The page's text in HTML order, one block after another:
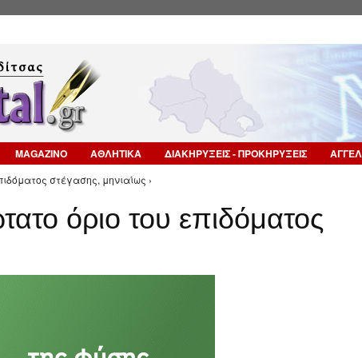
MAGAZINO ΑΘΛΗΤΙΚΑ ΔΙΑΚΗΡΥΞΕΙΣ - ΠΡΟΚΗΡΥΞΕΙΣ
στέγασης, μηνιαίως ›
όριο του επιδόματος